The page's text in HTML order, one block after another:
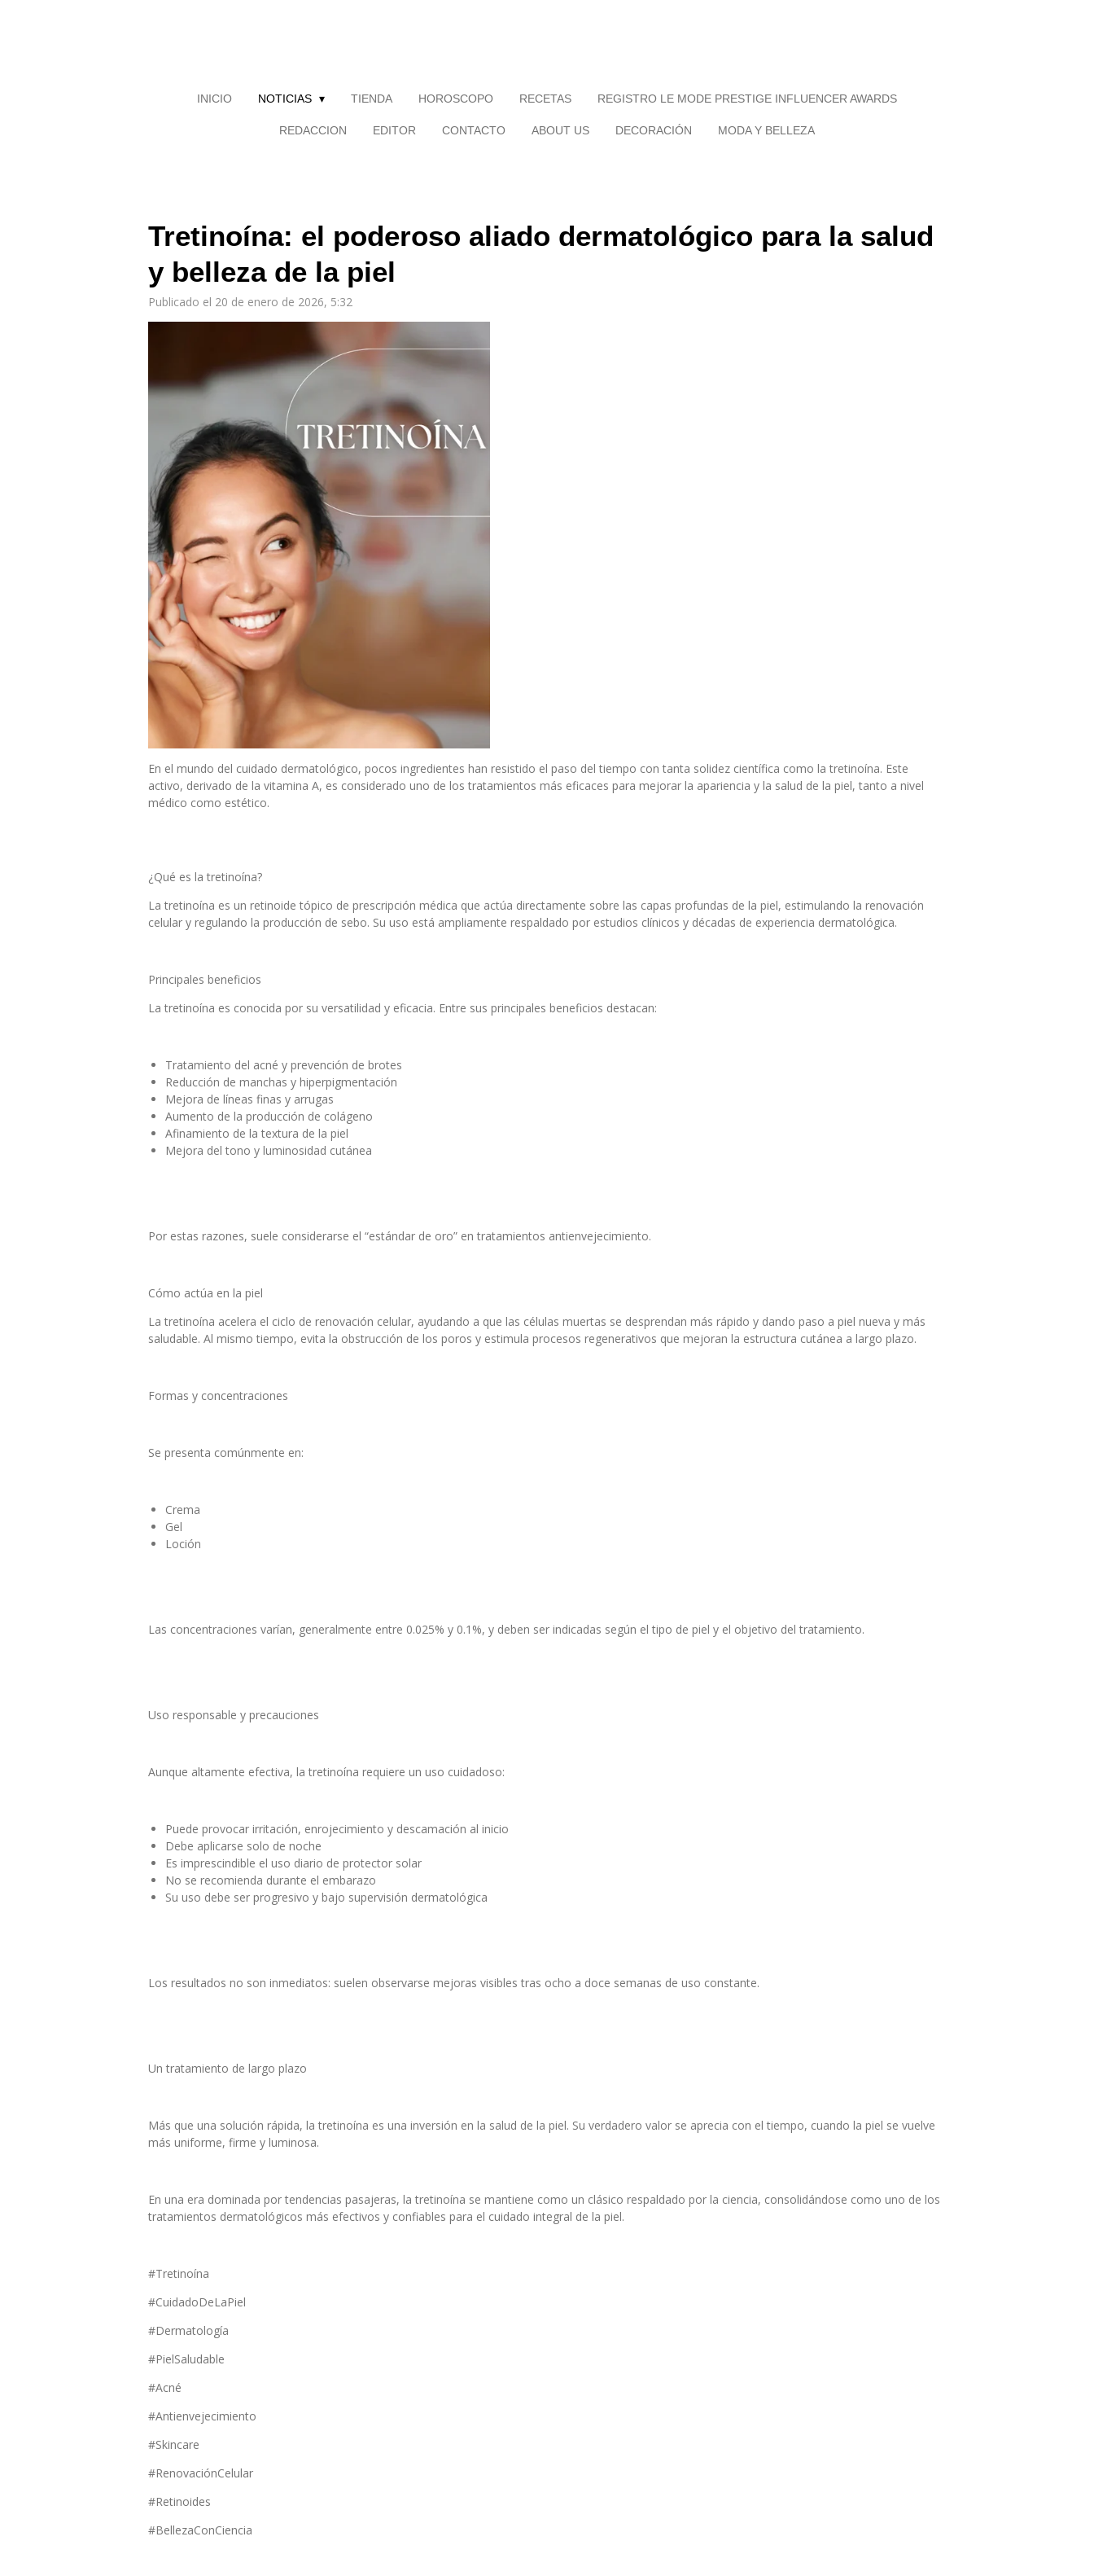
INICIO NOTICIAS TIENDA HOROSCOPO RECETAS REGISTRO LE MODE PRESTIGE INFLUENCER AWARDS
REDACCION EDITOR CONTACTO ABOUT US DECORACIÓN MODA Y BELLEZA
Tretinoína: el poderoso aliado dermatológico para la salud
y belleza de la piel
Publicado el 20 de enero de 2026, 5:32
En el mundo del cuidado dermatológico, pocos ingredientes han resistido el paso del tiempo con tanta solidez científica como la tretinoína. Este
activo, derivado de la vitamina A, es considerado uno de los tratamientos más eficaces para mejorar la apariencia y la salud de la piel, tanto a nivel
médico como estético.
¿Qué es la tretinoína?
La tretinoína es un retinoide tópico de prescripción médica que actúa directamente sobre las capas profundas de la piel, estimulando la renovación
celular y regulando la producción de sebo. Su uso está ampliamente respaldado por estudios clínicos y décadas de experiencia dermatológica.
Principales beneficios
La tretinoína es conocida por su versatilidad y eficacia. Entre sus principales beneficios destacan:
Tratamiento del acné y prevención de brotes
Reducción de manchas y hiperpigmentación
Mejora de líneas finas y arrugas
Aumento de la producción de colágeno
Afinamiento de la textura de la piel
Mejora del tono y luminosidad cutánea
Por estas razones, suele considerarse el “estándar de oro” en tratamientos antienvejecimiento.
Cómo actúa en la piel
La tretinoína acelera el ciclo de renovación celular, ayudando a que las células muertas se desprendan más rápido y dando paso a piel nueva y más
saludable. Al mismo tiempo, evita la obstrucción de los poros y estimula procesos regenerativos que mejoran la estructura cutánea a largo plazo.
Formas y concentraciones
Se presenta comúnmente en:
Crema
Gel
Loción
Las concentraciones varían, generalmente entre 0.025% y 0.1%, y deben ser indicadas según el tipo de piel y el objetivo del tratamiento.
Uso responsable y precauciones
Aunque altamente efectiva, la tretinoína requiere un uso cuidadoso:
Puede provocar irritación, enrojecimiento y descamación al inicio
Debe aplicarse solo de noche
Es imprescindible el uso diario de protector solar
No se recomienda durante el embarazo
Su uso debe ser progresivo y bajo supervisión dermatológica
Los resultados no son inmediatos: suelen observarse mejoras visibles tras ocho a doce semanas de uso constante.
Un tratamiento de largo plazo
Más que una solución rápida, la tretinoína es una inversión en la salud de la piel. Su verdadero valor se aprecia con el tiempo, cuando la piel se vuelve
más uniforme, firme y luminosa.
En una era dominada por tendencias pasajeras, la tretinoína se mantiene como un clásico respaldado por la ciencia, consolidándose como uno de los
tratamientos dermatológicos más efectivos y confiables para el cuidado integral de la piel.
#Tretinoína
#CuidadoDeLaPiel
#Dermatología
#PielSaludable
#Acné
#Antienvejecimiento
#Skincare
#RenovaciónCelular
#Retinoides
#BellezaConCiencia